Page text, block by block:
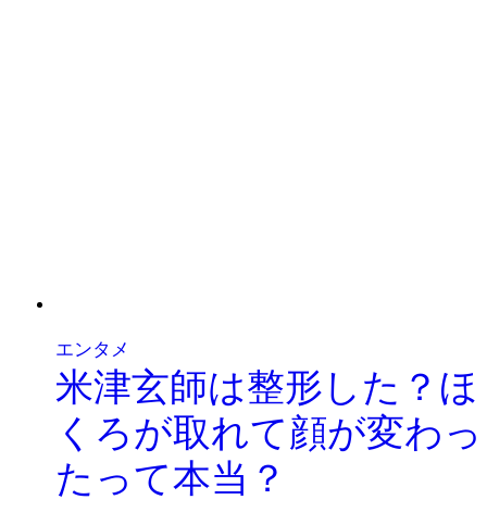
エンタメ
米津玄師は整形した？ほ
くろが取れて顔が変わっ
たって本当？